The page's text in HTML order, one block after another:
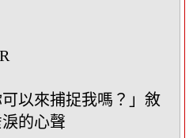
可以來捕捉我嗎？」敘
的心聲